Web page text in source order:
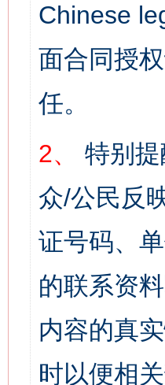
Chinese
面合同授
任。
2、
特别
众/公民反
证号码、
的联系资
内容的真
时以便相